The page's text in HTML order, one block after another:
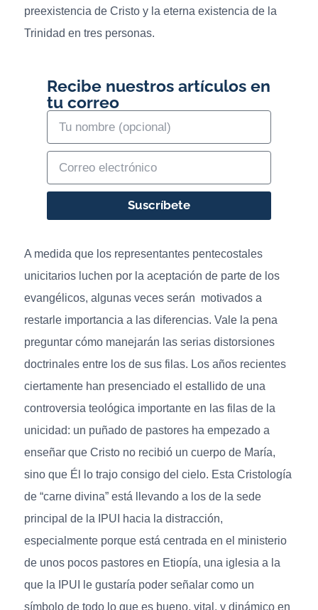
preexistencia de Cristo y la eterna existencia de la
Trinidad en tres personas.
Recibe nuestros artículos en
tu correo
Suscríbete
A medida que los representantes pentecostales
unicitarios luchen por la aceptación de parte de los
evangélicos, algunas veces serán motivados a
restarle importancia a las diferencias. Vale la pena
preguntar cómo manejarán las serias distorsiones
doctrinales entre los de sus filas. Los años recientes
ciertamente han presenciado el estallido de una
controversia teológica importante en las filas de la
unicidad: un puñado de pastores ha empezado a
enseñar que Cristo no recibió un cuerpo de María,
sino que Él lo trajo consigo del cielo. Esta Cristología
de “carne divina” está llevando a los de la sede
principal de la IPUI hacia la distracción,
especialmente porque está centrada en el ministerio
de unos pocos pastores en Etiopía, una iglesia a la
que la IPUI le gustaría poder señalar como un
símbolo de todo lo que es bueno, vital, y dinámico en